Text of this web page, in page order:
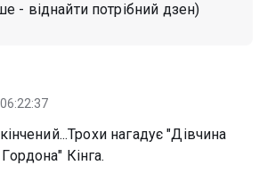
- віднайти потрібний дзен)
нагадує "Дівчина
Кінга.